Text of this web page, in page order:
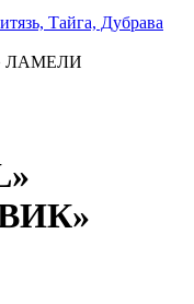
Тайга, Дубрава
ЛАМЕЛИ